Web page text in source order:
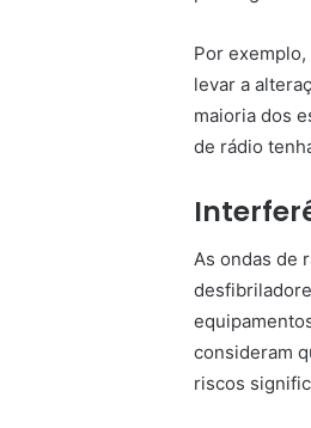
Por
levar a
maioria dos
de rádio
As ondas de
consideram
riscos